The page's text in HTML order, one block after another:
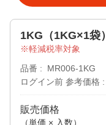
1KG（1KG×1袋）
軽減税率対象
品番
MR006-1KG
ログイン前 参考価格
販売価格
（単価 × 入数）